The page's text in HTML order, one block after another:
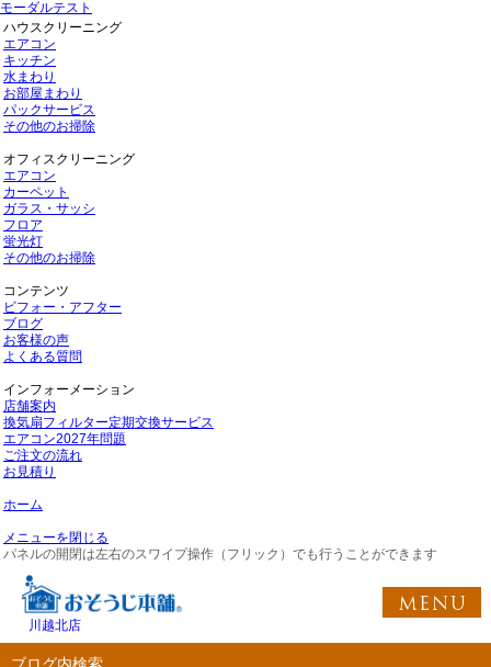
モーダルテスト
ハウスクリーニング
エアコン
キッチン
水まわり
お部屋まわり
パックサービス
その他のお掃除
オフィスクリーニング
エアコン
カーペット
ガラス・サッシ
フロア
蛍光灯
その他のお掃除
コンテンツ
ビフォー・アフター
ブログ
お客様の声
よくある質問
インフォーメーション
店舗案内
換気扇フィルター定期交換サービス
エアコン2027年問題
ご注文の流れ
お見積り
ホーム
メニューを閉じる
パネルの開閉は左右のスワイプ操作（フリック）でも行うことができます
川越北店